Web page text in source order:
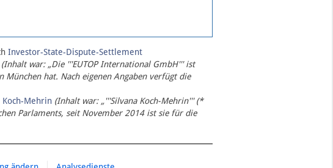
Investor-State-Dispute-Settlement
(Inhalt war: „Die '''EUTOP International GmbH''' ist
hat. Nach eigenen Angaben verfügt die
Koch-Mehrin (Inhalt war: „'''Silvana Koch-Mehrin''' (*
Parlaments, seit November 2014 ist sie für die